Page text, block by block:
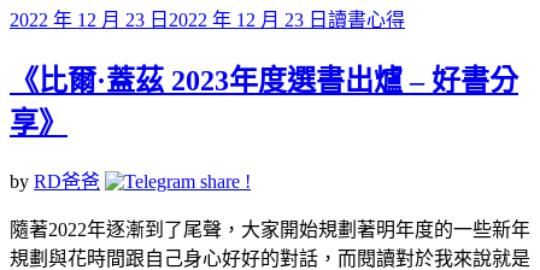
Posted
on
2022 年 12 月 23 日 2022 年 12 月 23 日 讀書心得
《比爾·蓋茲 2023年度選書出爐 – 好書分
享》
by RD爸爸
隨著2022年逐漸到了尾聲，大家開始規劃著明年度的一些新年
規劃與花時間跟自己身心好好的對話，而閱讀對於我來說就是